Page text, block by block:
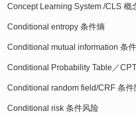
Concept Learning System /CLS 概
Conditional entropy 条件熵
Conditional mutual information 条
Conditional Probability Table／
Conditional random field/CRF 条件
Conditional risk 条件风险